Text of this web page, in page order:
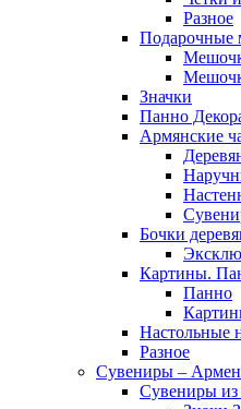
Разное
Подарочные
Значки
Панно
Армянские
Бочки
Картины.
Панно
Настольные
Разное
Сувениры –
Сувениры из